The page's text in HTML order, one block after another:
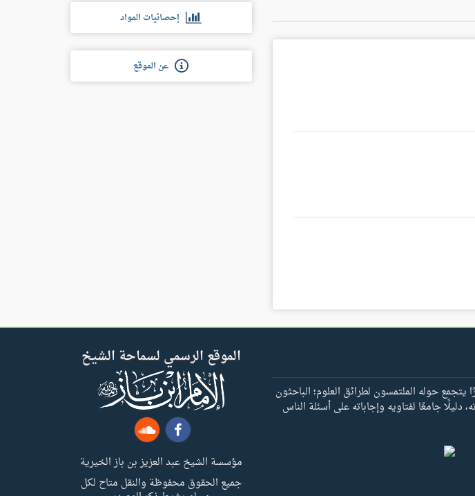
إحصائيات المواد
عن الموقع
حوله الملتمسون لطرائق العلوم؛ الباحثون
جامعًا لفتاويه وإجاباته على أسئلة الناس
الموقع الرسمي لسماحة الشيخ
مؤسسة الشيخ عبد العزيز بن باز الخيرية
جميع الحقوق محفوظة والنقل متاح لكل